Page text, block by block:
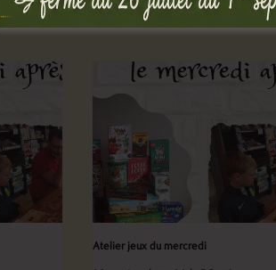
Atelier jeux du mercredi